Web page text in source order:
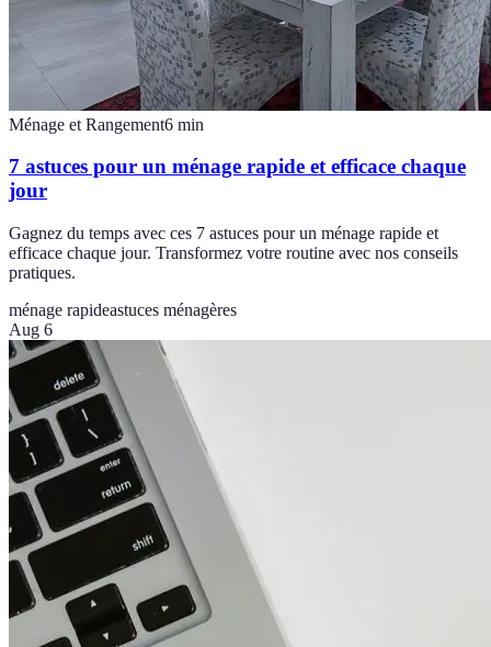
Ménage et Rangement6 min
7 astuces pour un ménage rapide et efficace chaque
jour
Gagnez du temps avec ces 7 astuces pour un ménage rapide et
efficace chaque jour. Transformez votre routine avec nos conseils
pratiques.
ménage rapideastuces ménagères
Aug 6